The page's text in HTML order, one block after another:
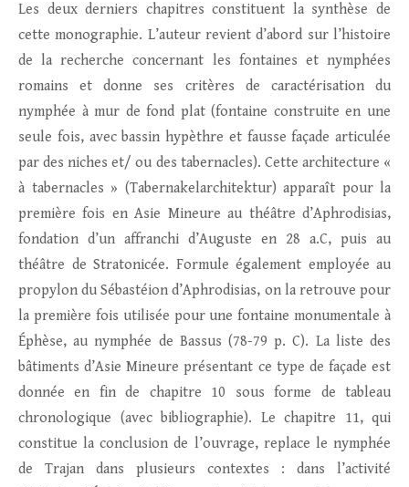
Les deux derniers chapitres constituent la synthèse de
cette monographie. L’auteur revient d’abord sur l’histoire
de la recherche concernant les fontaines et nymphées
romains et donne ses critères de caractérisation du
nymphée à mur de fond plat (fontaine construite en une
seule fois, avec bassin hypèthre et fausse façade articulée
par des niches et/ ou des tabernacles). Cette architecture «
à tabernacles » (Tabernakelarchitektur) apparaît pour la
première fois en Asie Mineure au théâtre d’Aphrodisias,
fondation d’un affranchi d’Auguste en 28 a.C, puis au
théâtre de Stratonicée. Formule également employée au
propylon du Sébastéion d’Aphrodisias, on la retrouve pour
la première fois utilisée pour une fontaine monumentale à
Éphèse, au nymphée de Bassus (78-79 p. C). La liste des
bâtiments d’Asie Mineure présentant ce type de façade est
donnée en fin de chapitre 10 sous forme de tableau
chronologique (avec bibliographie). Le chapitre 11, qui
constitue la conclusion de l’ouvrage, replace le nymphée
de Trajan dans plusieurs contextes : dans l’activité